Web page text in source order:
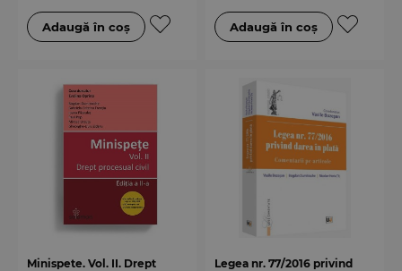
Minispete. Vol. II. Drept
Legea nr. 77/2016 privind